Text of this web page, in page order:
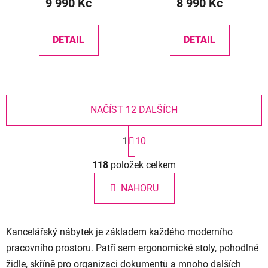
9 990 Kč
DETAIL
8 990 Kč
DETAIL
O
v
l
á
d
c
í
p
NAČÍST 12 DALŠÍCH
t
r
á
n
k
n
í
1 10
118 položek celkem
NAHORU
Kancelářský nábytek je základem každého moderního
pracovního prostoru. Patří sem ergonomické stoly, pohodlné
židle, skříně pro organizaci dokumentů a mnoho dalších